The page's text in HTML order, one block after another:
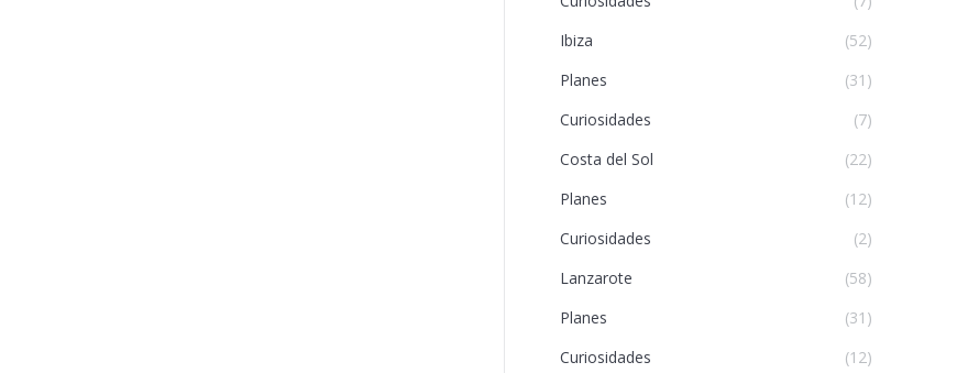
Ibiza
(52)
Planes
(31)
Curiosidades
(7)
Costa del Sol
(22)
Planes
(12)
Curiosidades
(2)
Lanzarote
(58)
Planes
(31)
Curiosidades
(12)